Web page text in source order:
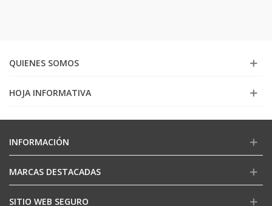
QUIENES SOMOS
HOJA INFORMATIVA
INFORMACIÓN
MARCAS DESTACADAS
SITIO WEB SEGURO